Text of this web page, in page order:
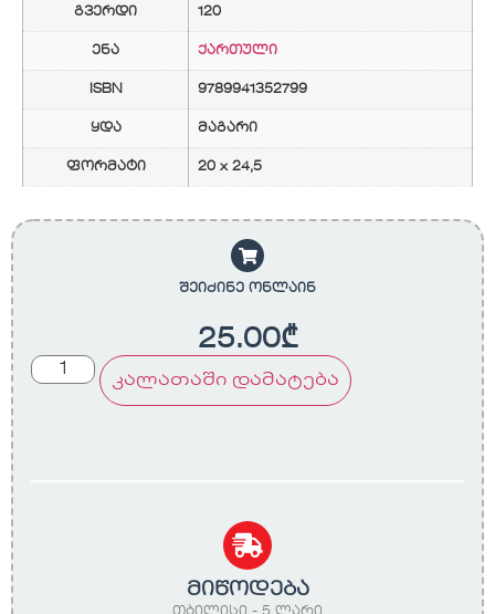
გვერდი 120
ენა ქართული
ISBN 9789941352799
ყდა მაგარი
ფორმატი 20 x 24,5
შეიძინე ონლაინ
25.00₾
კალათაში დამატება
მიწოდება